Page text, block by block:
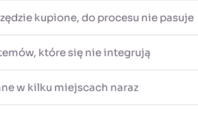
kupione, do procesu nie pasuje
które się nie integrują
w kilku miejscach naraz